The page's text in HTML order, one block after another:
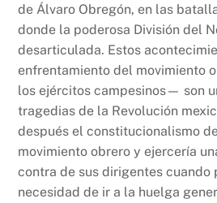
de Álvaro Obregón, en las
donde la poderosa División del
desarticulada. Estos
enfrentamiento del movimiento
los ejércitos campesinos— son
tragedias de la Revolución
después el constitucionalismo
movimiento obrero y ejercería
contra de sus dirigentes cuando
necesidad de ir a la huelga